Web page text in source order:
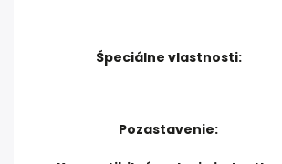
Špeciálne vlastnosti:
Pozastavenie: